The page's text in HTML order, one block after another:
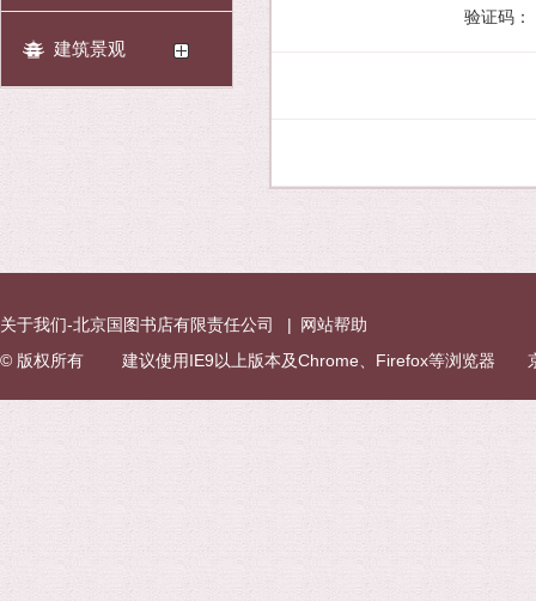
建筑景观
验证码：
关于我们-北京国图书店有限责任公司 | 网站帮助
© 版权所有 建议使用IE9以上版本及Chrome、Firefox等浏览器